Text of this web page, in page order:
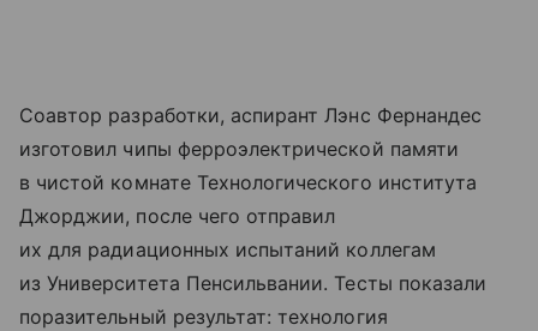
Соавтор разработки, аспирант Лэнс Фернандес
изготовил чипы ферроэлектрической памяти
в чистой комнате Технологического института
Джорджии, после чего отправил
их для радиационных испытаний коллегам
из Университета Пенсильвании. Тесты показали
поразительный результат: технология